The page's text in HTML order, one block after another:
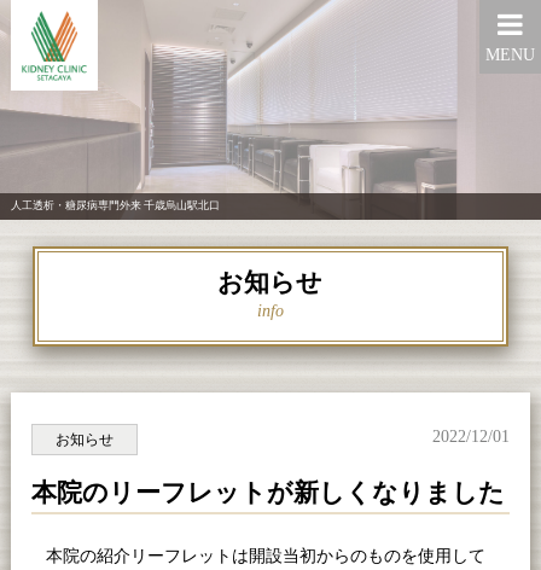
人工透析・糖尿病専門外来 千歳烏山駅北口
MENU
お知らせ
info
本院のリーフレットが新しくなりました
お知らせ 2022/12/01
本院の紹介リーフレットは開設当初からのものを使用して